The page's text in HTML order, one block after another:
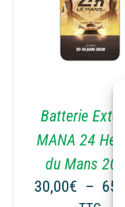
Batterie
MANA 24
du Mans
30,00€ –